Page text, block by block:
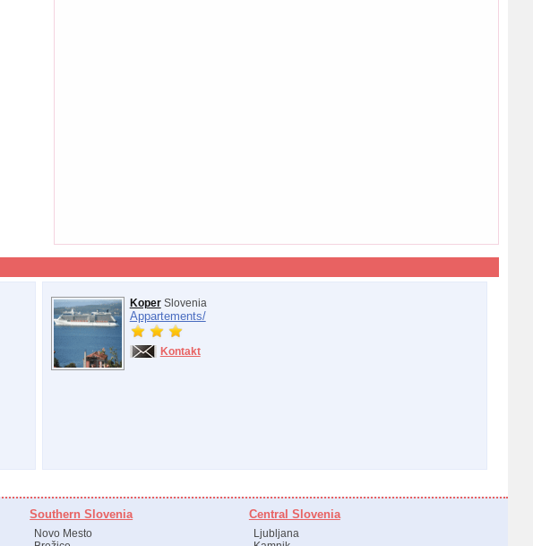
KoperSlovenia
Appartements/
Kontakt
Southern Slovenia
Novo Mesto
Central Slovenia
Ljubljana